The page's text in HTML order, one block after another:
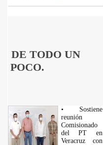
DE TODO UN
POCO.
• Sostiene
reunión
Comisionado
del PT en
Veracruz con